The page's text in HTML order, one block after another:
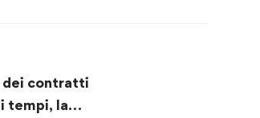
dei contratti
tempi, la